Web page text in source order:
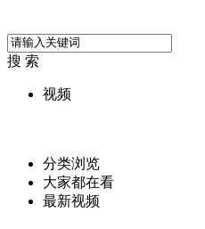
搜 索
视频
分类浏览
大家都在看
最新视频